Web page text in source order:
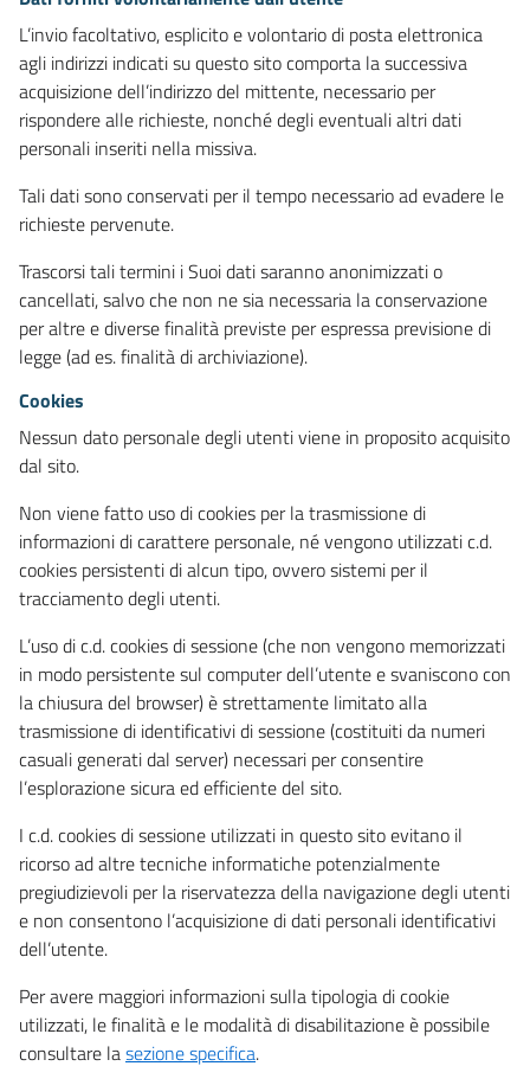
L’invio facoltativo, esplicito e volontario di posta elettronica
agli indirizzi indicati su questo sito comporta la successiva
acquisizione dell’indirizzo del mittente, necessario per
rispondere alle richieste, nonché degli eventuali altri dati
personali inseriti nella missiva.
Tali dati sono conservati per il tempo necessario ad evadere le
richieste pervenute.
Trascorsi tali termini i Suoi dati saranno anonimizzati o
cancellati, salvo che non ne sia necessaria la conservazione
per altre e diverse finalità previste per espressa previsione di
legge (ad es. finalità di archiviazione).
Cookies
Nessun dato personale degli utenti viene in proposito acquisito
dal sito.
Non viene fatto uso di cookies per la trasmissione di
informazioni di carattere personale, né vengono utilizzati c.d.
cookies persistenti di alcun tipo, ovvero sistemi per il
tracciamento degli utenti.
L’uso di c.d. cookies di sessione (che non vengono memorizzati
in modo persistente sul computer dell’utente e svaniscono con
la chiusura del browser) è strettamente limitato alla
trasmissione di identificativi di sessione (costituiti da numeri
casuali generati dal server) necessari per consentire
l’esplorazione sicura ed efficiente del sito.
I c.d. cookies di sessione utilizzati in questo sito evitano il
ricorso ad altre tecniche informatiche potenzialmente
pregiudizievoli per la riservatezza della navigazione degli utenti
e non consentono l’acquisizione di dati personali identificativi
dell’utente.
Per avere maggiori informazioni sulla tipologia di cookie
utilizzati, le finalità e le modalità di disabilitazione è possibile
consultare lasezione specifica.